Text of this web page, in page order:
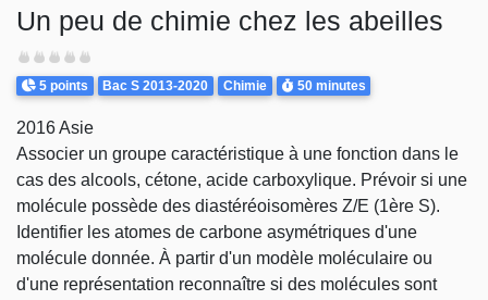
Un peu de chimie chez les abeilles
Difficulté
Points
5 points Theme
Bac S 2013-2020 Chimie Durée
50 minutes
2016 Asie
Associer un groupe caractéristique à une fonction dans le
cas des alcools, cétone, acide carboxylique. Prévoir si une
molécule possède des diastéréoisomères Z/E (1ère S).
Identifier les atomes de carbone asymétriques d'une
molécule donnée. À partir d'un modèle moléculaire ou
d'une représentation reconnaître si des molécules sont